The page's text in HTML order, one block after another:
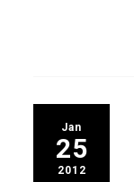
Jan
25
2012